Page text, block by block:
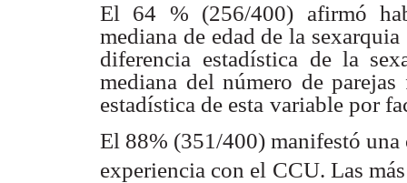
El 64 % (256/400) afirmó
mediana de edad de la sexarquia
diferencia estadística de la
mediana del número de
estadística de esta variable por
El 88% (351/400) manifestó una
experiencia con el CCU. Las